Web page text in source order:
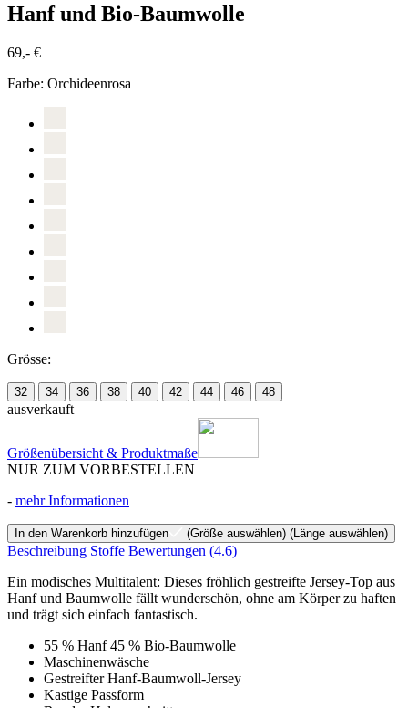
Hanf und Bio-Baumwolle
69,- €
Farbe: Orchideenrosa
Grösse:
32 34 36 38 40 42 44 46 48
ausverkauft
Größenübersicht & Produktmaße
NUR ZUM VORBESTELLEN
- mehr Informationen
In den Warenkorb hinzufügen (Größe auswählen) (Länge auswählen)
Beschreibung Stoffe Bewertungen (4.6)
Ein modisches Multitalent: Dieses fröhlich gestreifte Jersey-Top aus
Hanf und Baumwolle fällt wunderschön, ohne am Körper zu haften
und trägt sich einfach fantastisch.
55 % Hanf 45 % Bio-Baumwolle
Maschinenwäsche
Gestreifter Hanf-Baumwoll-Jersey
Kastige Passform